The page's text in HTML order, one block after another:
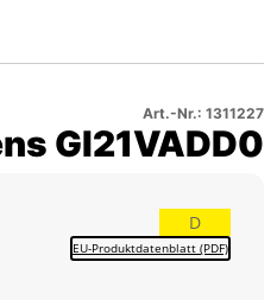
Art.-Nr.: 1311227
GI21VADD0
D
EU-Produktdatenblatt (PDF)